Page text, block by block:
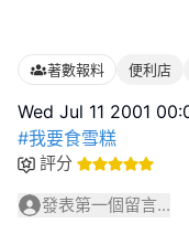
著數報料 便利店
#我要食雪糕
評分
發表第一個留言...